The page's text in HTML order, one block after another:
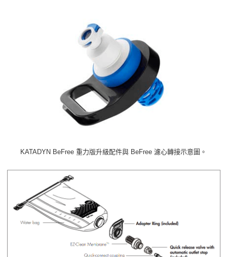
KATADYN BeFree 重力版升級配件與 BeFree 濾心轉接示意圖。